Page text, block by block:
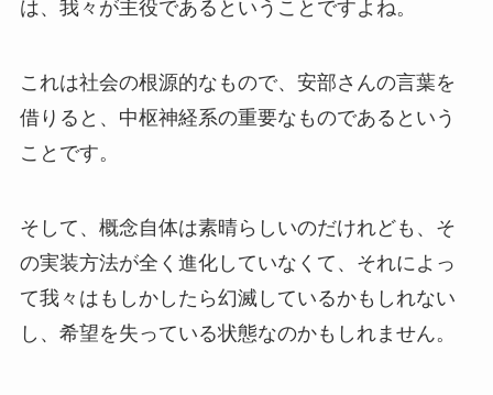
は、我々が主役であるということですよね。
これは社会の根源的なもので、安部さんの言葉を
借りると、中枢神経系の重要なものであるという
ことです。
そして、概念自体は素晴らしいのだけれども、そ
の実装方法が全く進化していなくて、それによっ
て我々はもしかしたら幻滅しているかもしれない
し、希望を失っている状態なのかもしれません。